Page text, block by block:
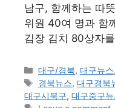
남구, 함께하는 따
위원 40여 명과 함
김장 김치 80상자
Categories
대구/경북,대구뉴스,
Tags
경북뉴스,대구경북
대구시북구, 대구중구뉴